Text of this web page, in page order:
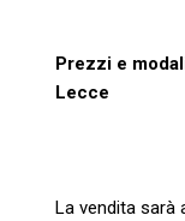
Prezzi e
La vendita sarà